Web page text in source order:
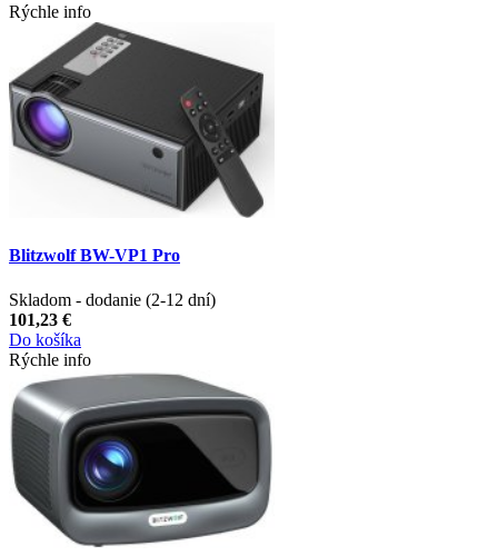
Rýchle info
Blitzwolf BW-VP1 Pro
Skladom - dodanie (2-12 dní)
101,23 €
Do košíka
Rýchle info